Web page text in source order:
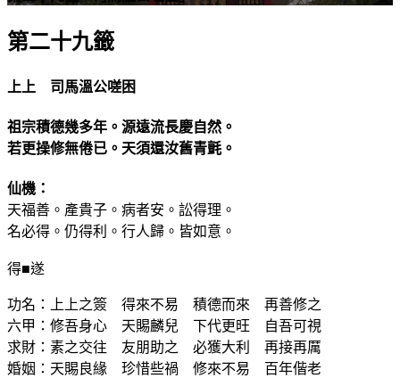
第二十九籤
上上 司馬溫公嗟困
祖宗積德幾多年。源遠流長慶自然。
若更操修無倦已。天須還汝舊青氈。
仙機：
天福善。產貴子。病者安。訟得理。
名必得。仍得利。行人歸。皆如意。
得■遂
功名：上上之簽 得來不易 積德而來 再善修之
六甲：修吾身心 天賜麟兒 下代更旺 自吾可視
求財：素之交往 友朋助之 必獲大利 再接再厲
婚姻：天賜良緣 珍惜些禍 修來不易 百年偕老